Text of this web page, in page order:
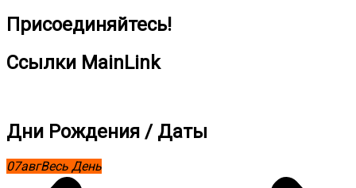
Присоединяйтесь!
Ссылки MainLink
Дни Рождения / Даты
07авгВесь День